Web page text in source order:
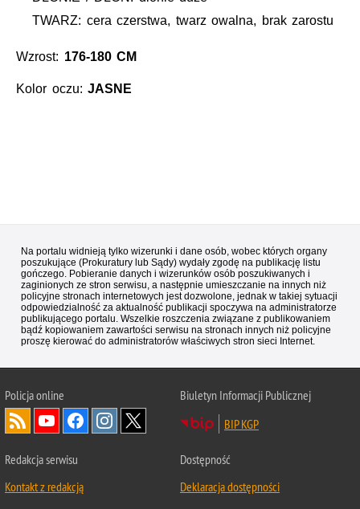
TWARZ: cera czerstwa, twarz owalna, brak zarostu
Wzrost: 176-180 CM
Kolor oczu:JASNE
Na portalu widnieją tylko wizerunki i dane osób, wobec których organy
poszukujące (Prokuratury lub Sądy) wydały zgodę na publikację listu
gończego. Pobieranie danych i wizerunków osób poszukiwanych i
zaginionych ze stron serwisu, a następnie umieszczanie na innych niż
policyjne stronach internetowych jest dozwolone, jednak w takiej sytuacji
odpowiedzialność za aktualność publikacji spoczywa na administratorze
publikującego portalu. Wszelkie roszczenia związane z publikowaniem
bądź kopiowaniem zawartości serwisu na stronach innych niż policyjne
proszę kierować do administratorów właściwych stron sieci Internet.
Policjaonline
Biuletyn Informacji Publicznej
BIP KGP
Redakcja serwisu
Kontakt z redakcją
Dostępność
Deklaracja dostępności